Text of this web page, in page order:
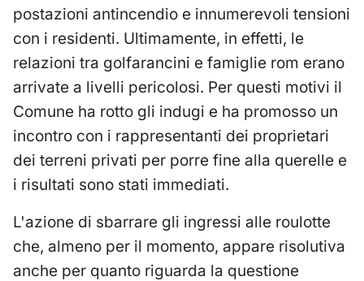
postazioni antincendio e innumerevoli tensioni
con i residenti. Ultimamente, in effetti, le
relazioni tra golfarancini e famiglie rom erano
arrivate a livelli pericolosi. Per questi motivi il
Comune ha rotto gli indugi e ha promosso un
incontro con i rappresentanti dei proprietari
dei terreni privati per porre fine alla querelle e
i risultati sono stati immediati.
L'azione di sbarrare gli ingressi alle roulotte
che, almeno per il momento, appare risolutiva
anche per quanto riguarda la questione